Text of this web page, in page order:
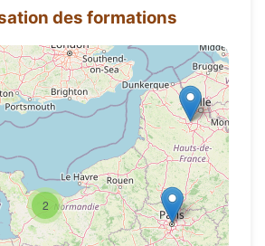
des formations
2